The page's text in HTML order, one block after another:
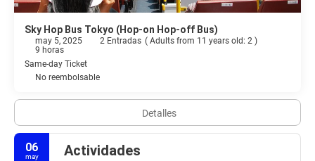
Sky Hop Bus Tokyo (Hop-on Hop-off Bus)
may 5, 2025 2 Entradas ( Adults from 11 years old: 2 )
9 horas
Same-day Ticket
No reembolsable
Detalles
06
may Actividades